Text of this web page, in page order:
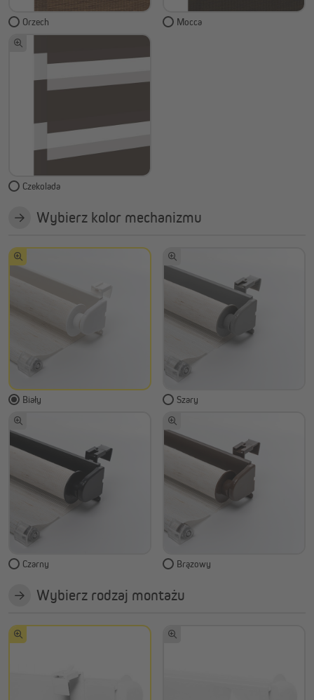
Orzech Mocca
Czekolada
Wybierz kolor mechanizmu
Biały Szary
Czarny Brązowy
Wybierz rodzaj montażu